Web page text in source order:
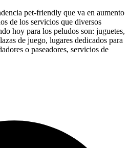
pet-friendly que va en aumento
de los servicios que diversos
hoy para los peludos son: juguetes,
de juego, lugares dedicados para
o paseadores, servicios de